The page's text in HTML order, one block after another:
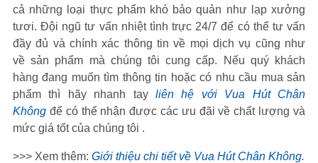
cả những loại thực phẩm khó bảo quản như lạp xưởng
tươi. Đội ngũ tư vấn nhiệt tình trực 24/7 để có thể tư vấn
đầy đủ và chính xác thông tin về mọi dịch vụ cũng như
về sản phẩm mà chúng tôi cung cấp. Nếu quý khách
hàng đang muốn tìm thông tin hoặc có nhu cầu mua sản
phẩm thì hãy nhanh tay liên hệ với Vua Hút Chân
Không để có thể nhận được các ưu đãi về chất lượng và
mức giá tốt của chúng tôi .
>>> Xem thêm: Giới thiệu chi tiết về Vua Hút Chân Không.